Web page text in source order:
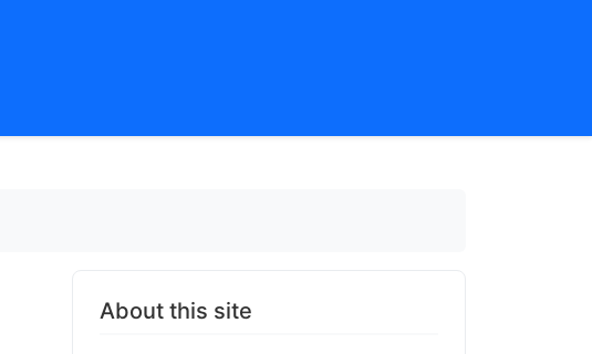
About this site